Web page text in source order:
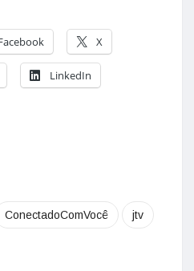
X
LinkedIn
ConectadoComVocê jtv